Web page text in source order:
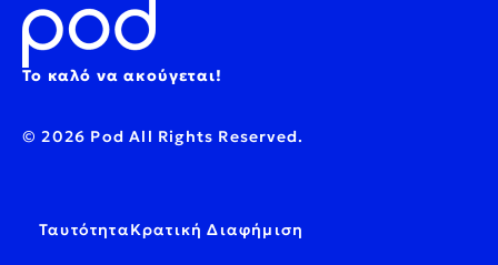
Το καλό να ακούγεται!
© 2026 Pod All Rights Reserved.
ΤαυτότηταΚρατική Διαφήμιση